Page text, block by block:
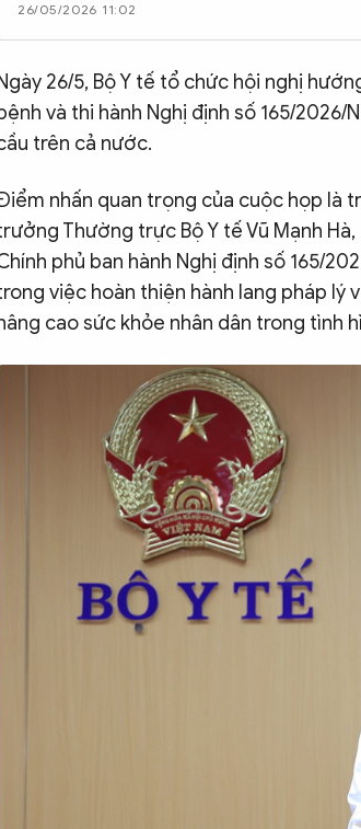
26/05/2026 11:02
26/5, Bộ Y tế tổ chức hội nghị
và thi hành Nghị định số 165/
trên cả nước.
nhấn quan trọng của cuộc họp là
Thường trực Bộ Y tế Vũ Mạnh
phủ ban hành Nghị định số 165/
việc hoàn thiện hành lang pháp lý
cao sức khỏe nhân dân trong tình